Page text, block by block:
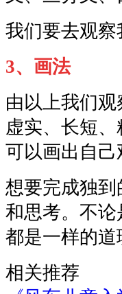
我们要去观
3、画法
由以上我们
虚实、长短
可以画出自己
想要完成独到
和思考。不
都是一样的道
相关推荐